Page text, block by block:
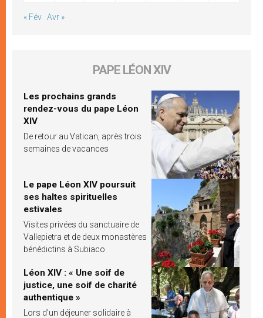
« Fév Avr »
PAPE LÉON XIV
Les prochains grands
rendez-vous du pape Léon
XIV
De retour au Vatican, après trois
semaines de vacances
Le pape Léon XIV poursuit
ses haltes spirituelles
estivales
Visites privées du sanctuaire de
Vallepietra et de deux monastères
bénédictins à Subiaco
Léon XIV : « Une soif de
justice, une soif de charité
authentique »
Lors d’un déjeuner solidaire à